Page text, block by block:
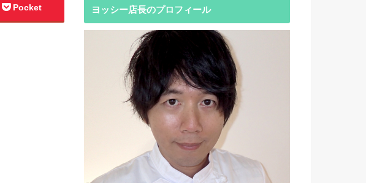
Pocket ヨッシー店長のプロフィール